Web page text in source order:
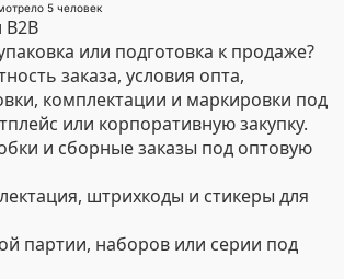
5 человек
или подготовка к продаже?
заказа, условия опта,
комплектации и маркировки под
или корпоративную закупку.
и сборные заказы под оптовую
штрихкоды и стикеры для
партии, наборов или серии под